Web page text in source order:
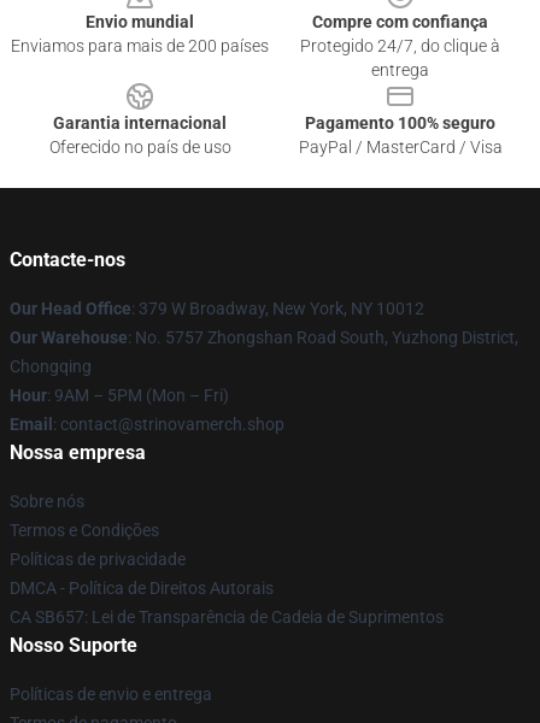
Envio mundial
Enviamos para mais de 200 países
Compre com confiança
Protegido 24/7, do clique à
entrega
Garantia internacional
Oferecido no país de uso
Pagamento 100% seguro
PayPal / MasterCard / Visa
Contacte-nos
Our Head Office: 379 W Broadway, New York, NY 10012
Our Warehouse: No. 5757 Zhongshan Road South, Yuzhong District,
Chongqing
Hour: 9AM – 5PM (Mon – Fri)
Email : contact@strinovamerch.shop
Nossa empresa
Sobre nós
Termos e Condições
Políticas de privacidade
DMCA - Política de Direitos Autorais
CA SB657: Lei de Transparência de Cadeia de Suprimentos
Nosso Suporte
Políticas de envio e entrega